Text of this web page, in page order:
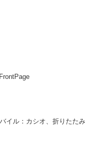
イル：カシオ、折りたた